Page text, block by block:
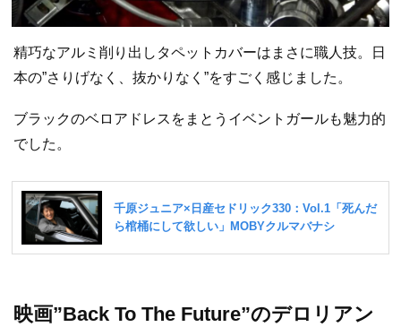
精巧なアルミ削り出しタペットカバーはまさに職人技。日
本の”さりげなく、抜かりなく”をすごく感じました。
ブラックのベロアドレスをまとうイベントガールも魅力的
でした。
映画”Back To The Future”のデロリアン